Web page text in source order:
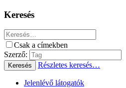
Keresés
Csak a címekben
Szerző:
Keresés Részletes keresés…
Jelenlévő látogatók